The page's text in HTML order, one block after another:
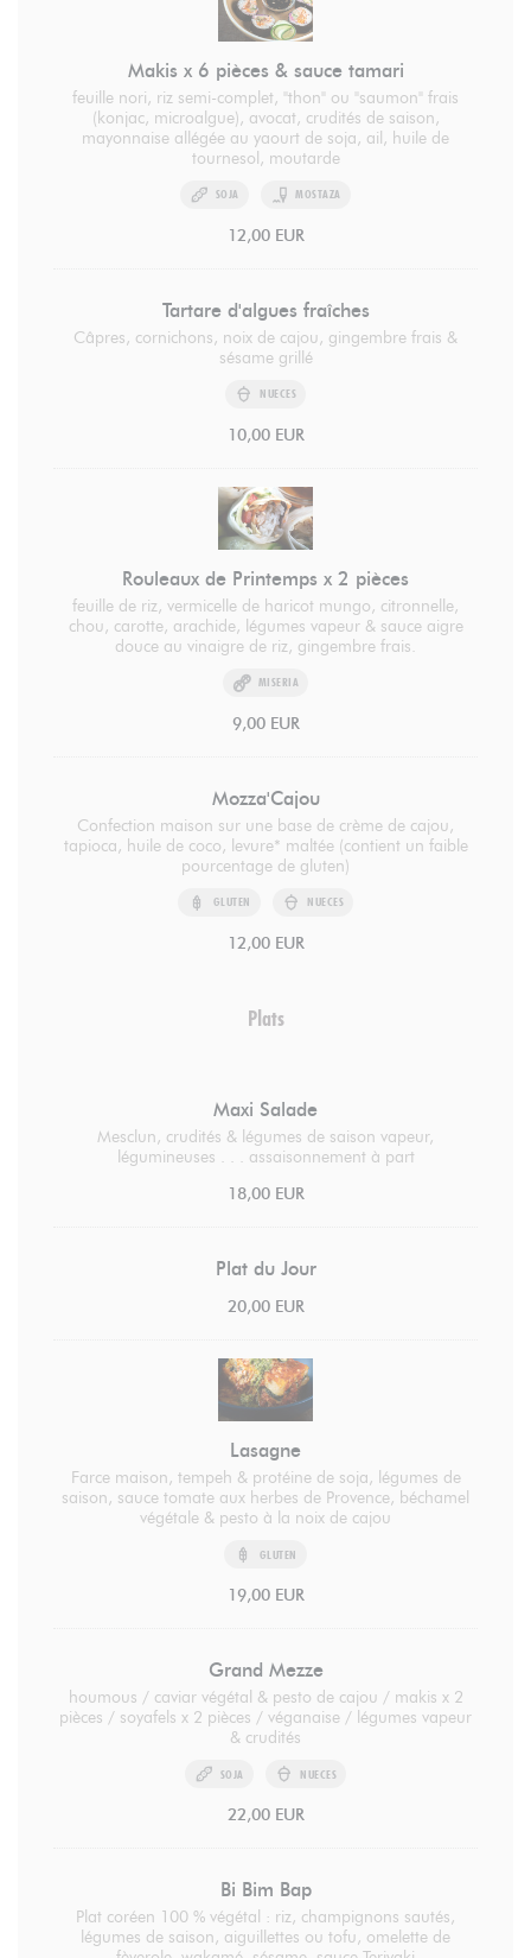
Makis x 6 pièces & sauce tamari
feuille nori, riz semi-complet, "thon" ou "saumon" frais
(konjac, microalgue), avocat, crudités de saison,
mayonnaise allégée au yaourt de soja, ail, huile de
tournesol, moutarde
SOJA MOSTAZA
12,00 EUR
Tartare d'algues fraîches
Câpres, cornichons, noix de cajou, gingembre frais &
sésame grillé
NUECES
10,00 EUR
Rouleaux de Printemps x 2 pièces
feuille de riz, vermicelle de haricot mungo, citronnelle,
chou, carotte, arachide, légumes vapeur & sauce aigre
douce au vinaigre de riz, gingembre frais.
MISERIA
9,00 EUR
Mozza'Cajou
Confection maison sur une base de crème de cajou,
tapioca, huile de coco, levure* maltée (contient un faible
pourcentage de gluten)
GLUTEN NUECES
12,00 EUR
Plats
Maxi Salade
Mesclun, crudités & légumes de saison vapeur,
légumineuses . . . assaisonnement à part
18,00 EUR
Plat du Jour
20,00 EUR
Lasagne
Farce maison, tempeh & protéine de soja, légumes de
saison, sauce tomate aux herbes de Provence, béchamel
végétale & pesto à la noix de cajou
GLUTEN
19,00 EUR
Grand Mezze
houmous / caviar végétal & pesto de cajou / makis x 2
pièces / soyafels x 2 pièces / véganaise / légumes vapeur
& crudités
SOJA NUECES
22,00 EUR
Bi Bim Bap
Plat coréen 100 % végétal : riz, champignons sautés,
légumes de saison, aiguillettes ou tofu, omelette de